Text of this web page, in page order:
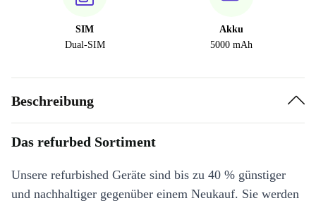
SIM
Dual-SIM
Akku
5000 mAh
Beschreibung
Das refurbed Sortiment
Unsere refurbished Geräte sind bis zu 40 % günstiger
und nachhaltiger gegenüber einem Neukauf. Sie werden